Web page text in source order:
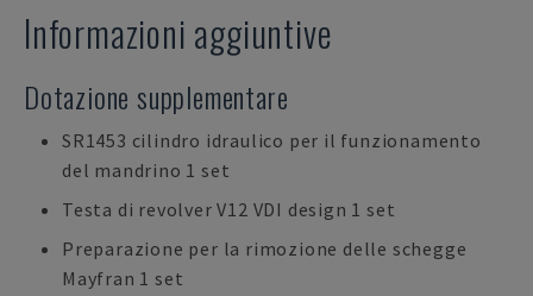
Informazioni aggiuntive
Dotazione supplementare
SR1453 cilindro idraulico per il funzionamento
del mandrino 1 set
Testa di revolver V12 VDI design 1 set
Preparazione per la rimozione delle schegge
Mayfran 1 set